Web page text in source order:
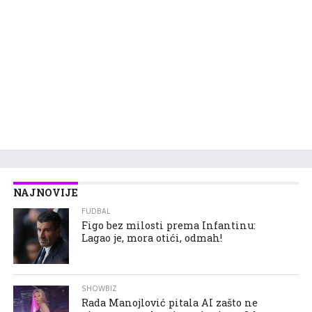
NAJNOVIJE
FUDBAL
Figo bez milosti prema Infantinu:
Lagao je, mora otići, odmah!
SHOWBIZ
Rada Manojlović pitala AI zašto ne